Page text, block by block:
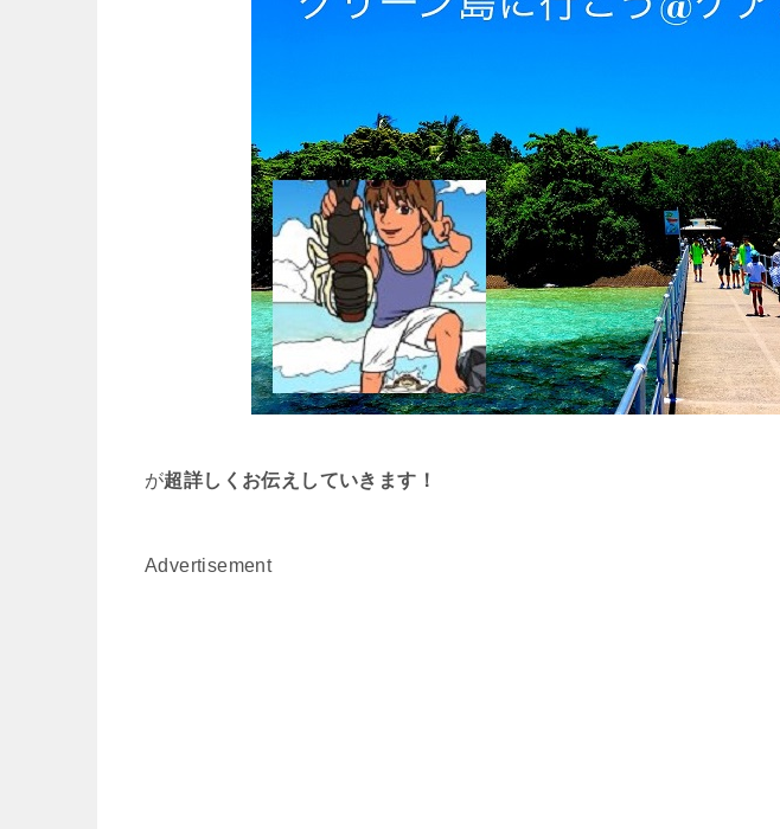
が超詳しくお伝えしていきます！
Advertisement